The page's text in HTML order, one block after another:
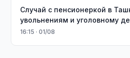
Случай с пенсионеркой в
увольнениям и уголовному
16:15 · 01/08